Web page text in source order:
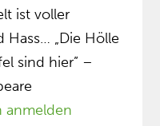
ist voller
Hass… „Die Hölle
sind hier” –
anmelden